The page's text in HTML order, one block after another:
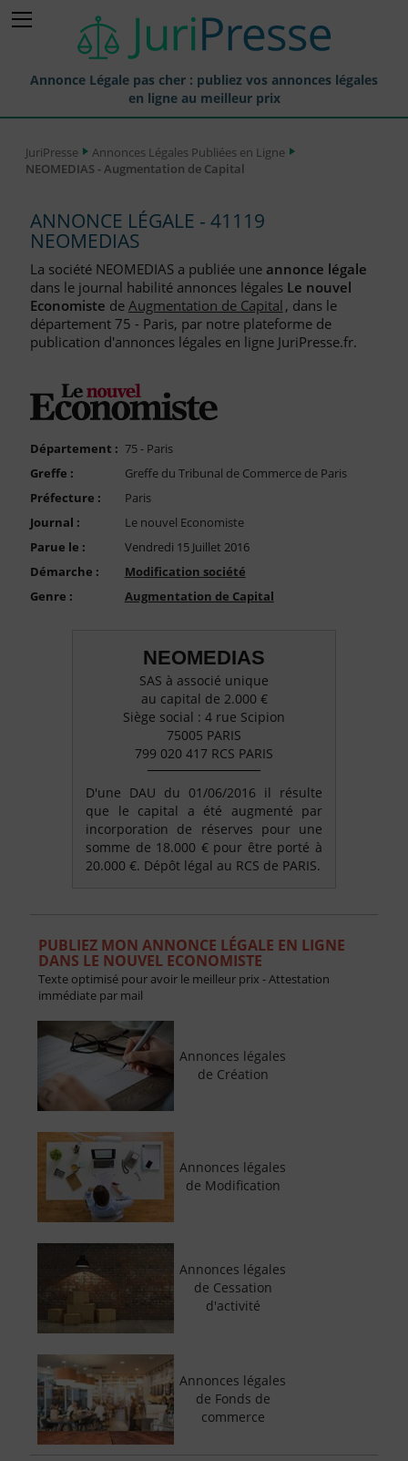
Annonce Légale pas cher : publiez vos annonces légales
en ligne au meilleur prix
Annonces Légales Publiées
Journaux Habilités (JAL) Annonces Légales
Départements pour la Publication d'Annonces Légales
Liste des Greffes
Liste des CCI
FAQ
Nous Contacter
Compte PRO
JuriPresse
Annonces Légales Publiées en Ligne
NEOMEDIAS - Augmentation de Capital
ANNONCE LÉGALE - 41119
NEOMEDIAS
La société NEOMEDIAS a publiée une annonce légale
dans le journal habilité annonces légales Le nouvel
Economiste deAugmentation de Capital, dans le
département 75 - Paris, par notre plateforme de
publication d'annonces légales en ligne JuriPresse.fr.
Département : 75 - Paris
Greffe :
Greffe du Tribunal de Commerce de Paris
Préfecture :
Paris
Journal :
Le nouvel Economiste
Parue le :
Vendredi 15 Juillet 2016
Démarche :
Modification société
Genre :
Augmentation de Capital
NEOMEDIAS
SAS à associé unique
au capital de 2.000 €
Siège social : 4 rue Scipion
75005 PARIS
799 020 417 RCS PARIS
D'une DAU du 01/06/2016 il résulte
que le capital a été augmenté par
incorporation de réserves pour une
somme de 18.000 € pour être porté à
20.000 €. Dépôt légal au RCS de PARIS.
PUBLIEZ MON ANNONCE LÉGALE EN LIGNE
DANS LE NOUVEL ECONOMISTE
Texte optimisé pour avoir le meilleur prix - Attestation
immédiate par mail
Annonces légales
de Création
Annonces légales
de Modification
Annonces légales
de Cessation
d'activité
Annonces légales
de Fonds de
commerce